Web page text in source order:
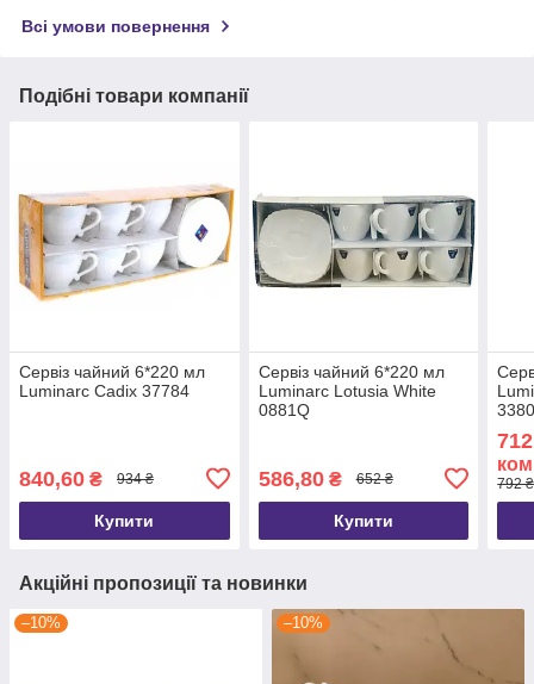
Всі умови повернення
Подібні товари компанії
Сервіз чайний 6*220 мл
Luminarc Cadix 37784
840,60 ₴ 934 ₴
Купити
Сервіз чайний 6*220 мл
Luminarc Lotusia White
0881Q
586,80₴ 652 ₴
Купити
792
Акційні пропозиції та новинки
–10% –10%